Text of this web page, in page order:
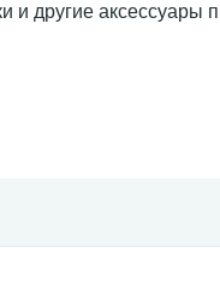
другие аксессуары